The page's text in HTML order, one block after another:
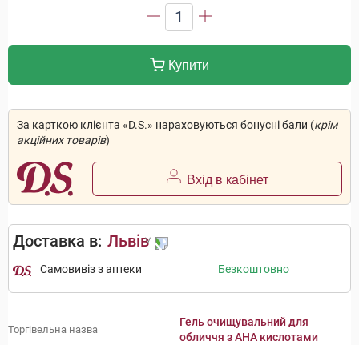
1
Купити
За карткою клієнта «D.S.» нараховуються бонусні бали (крім
акційних товарів)
Вхід в кабінет
Доставка в: Львів
Самовивіз з аптеки Безкоштовно
Торгівельна назва
Гель очищувальний для
обличчя з AHA кислотами